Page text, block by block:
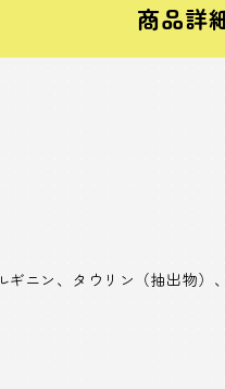
商品詳
ニン、タウリン（抽出物）